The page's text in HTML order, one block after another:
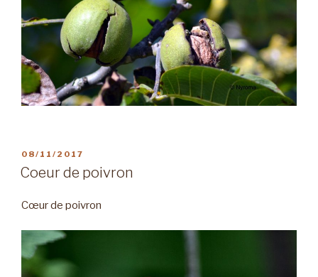
PUBLIÉ
LE
08/11/2017
Coeur de poivron
Cœur de poivron